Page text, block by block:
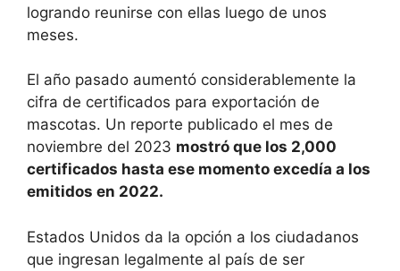
logrando reunirse con ellas luego de unos
meses.
El año pasado aumentó considerablemente la
cifra de certificados para exportación de
mascotas. Un reporte publicado el mes de
noviembre del 2023 mostró que los 2,000
certificados hasta ese momento excedía a los
emitidos en 2022.
Estados Unidos da la opción a los ciudadanos
que ingresan legalmente al país de ser